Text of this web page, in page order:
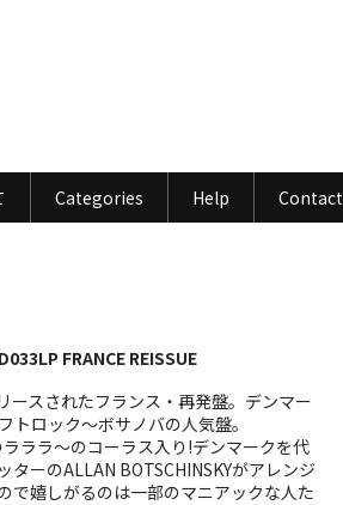
Categories Help Contact
FRANCE REISSUE
スされたフランス・再発盤。デンマー
トロック〜ボサノバの人気盤。
ラララ〜のコーラス入り!デンマークを代
ターのALLAN BOTSCHINSKYがアレンジ
で嬉しがるのは一部のマニアックな人た